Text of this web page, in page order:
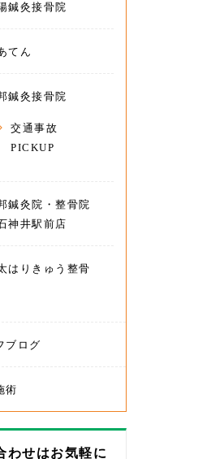
鍼灸接骨院
てん
鍼灸接骨院
交通事故
PICKUP
鍼灸院・整骨院
神井駅前店
はりきゅう整骨
ブログ
術
わせはお気軽に